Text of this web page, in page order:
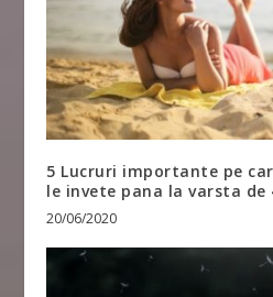
5 Lucruri importante pe
le invete pana la varsta de
20/06/2020